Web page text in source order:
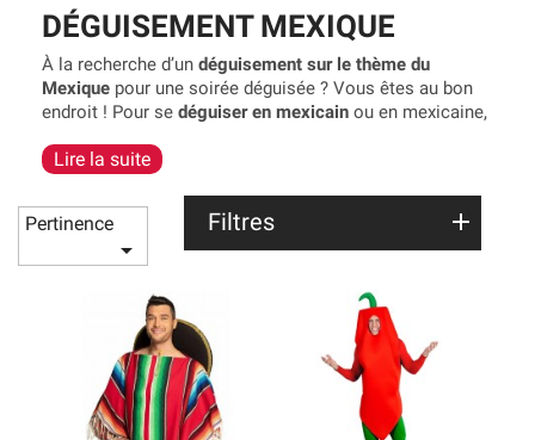
DÉGUISEMENT MEXIQUE
À la recherche d’un déguisement sur le thème du
Mexique pour une soirée déguisée ? Vous êtes au bon
endroit ! Pour se déguiser en mexicain ou en mexicaine,
mexicain. Il convient aussi bien aux hommes qu’aux
Sombrero et une fausse moustache pour être à fond
dans le personnage. Il ne vous reste plus qu’à apprendre
l’espagnol !
Lire la suite
Pertinence

Filtres